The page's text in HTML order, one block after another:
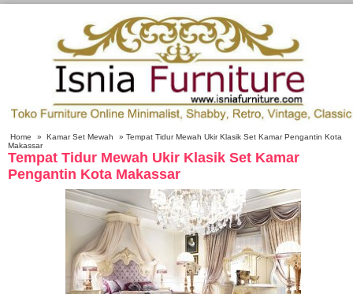
Home » Kamar Set Mewah
» Tempat Tidur Mewah Ukir Klasik Set Kamar Pengantin Kota
Makassar
Tempat Tidur Mewah Ukir Klasik Set Kamar
Pengantin Kota Makassar